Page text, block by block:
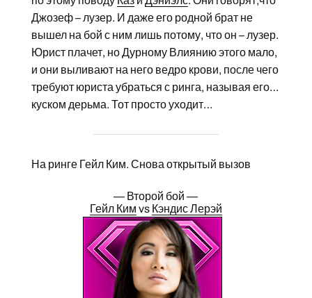
Джозеф – лузер. И даже его родной брат не
вышел на бой с ним лишь потому, что он – лузер.
Юрист плачет, но Дурному Влиянию этого мало,
и они выливают на него ведро крови, после чего
требуют юриста убраться с ринга, называя его…
куском дерьма. Тот просто уходит…
На ринге Гейл Ким. Снова открытый вызов
— Второй бой —
Гейл Ким vs Кэндис Лерэй